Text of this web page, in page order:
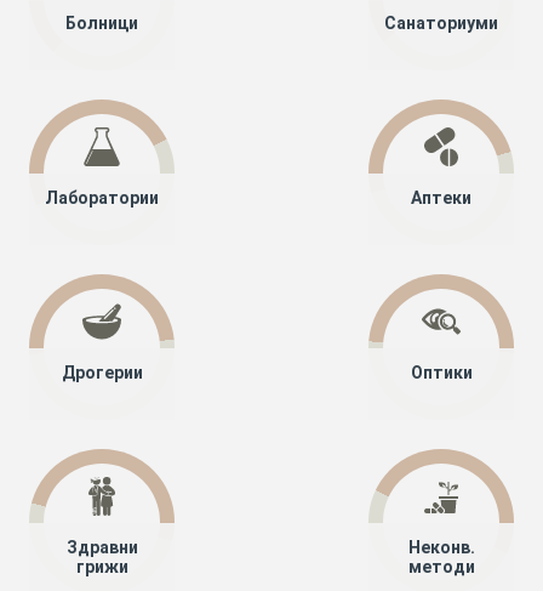
Болници Санаториуми
Лаборатории Аптеки
Дрогерии Оптики
Здравни
грижи
Неконв.
методи